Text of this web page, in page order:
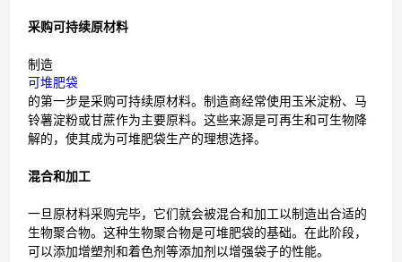
采购可持续原材料
制造
可堆肥袋
的第一步是采购可持续原材料。制造商经常使用玉米淀粉、马
铃薯淀粉或甘蔗作为主要原料。这些来源是可再生和可生物降
解的，使其成为可堆肥袋生产的理想选择。
混合和加工
一旦原材料采购完毕，它们就会被混合和加工以制造出合适的
生物聚合物。这种生物聚合物是可堆肥袋的基础。在此阶段，
可以添加增塑剂和着色剂等添加剂以增强袋子的性能。